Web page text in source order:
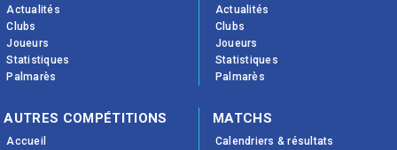
Actualités
Clubs
Joueurs
Statistiques
Palmarès
Actualités
Clubs
Joueurs
Statistiques
Palmarès
AUTRES COMPÉTITIONS
Accueil
MATCHS
Calendriers & résultats